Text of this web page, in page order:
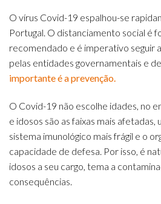
O vírus Covid-19 espalhou-se
Portugal. O distanciamento social é
recomendado e é imperativo seguir
pelas entidades governamentais e
importante é a prevenção.
O Covid-19 não escolhe idades, no
e idosos são as faixas mais afetadas,
sistema imunológico mais frágil e o
capacidade de defesa. Por isso, é
idosos a seu cargo, tema a
consequências.